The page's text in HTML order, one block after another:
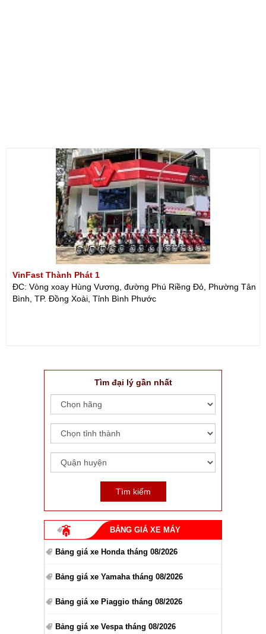
VinFast Thành Phát 1
ĐC: Vòng xoay Hùng Vương, đường Phú Riềng Đỏ, Phường Tân
Bình, TP. Đồng Xoài, Tỉnh Bình Phước
Tìm đại lý gần nhất
BẢNG GIÁ XE MÁY
Bảng giá xe Honda tháng 08/2026
Bảng giá xe Yamaha tháng 08/2026
Bảng giá xe Piaggio tháng 08/2026
Bảng giá xe Vespa tháng 08/2026